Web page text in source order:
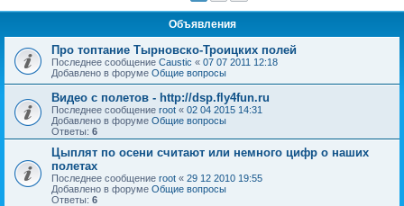
Объявления
Про топтание Тырновско-Троицких полей
Последнее сообщение Caustic « 07 07 2011 12:18
Добавлено в форуме Общие вопросы
Видео с полетов - http://dsp.fly4fun.ru
Последнее сообщение root « 02 04 2015 14:31
Добавлено в форуме Общие вопросы
Ответы: 6
Цыплят по осени считают или немного цифр о наших
полетах
Последнее сообщение root « 29 12 2010 19:55
Добавлено в форуме Общие вопросы
Ответы: 6